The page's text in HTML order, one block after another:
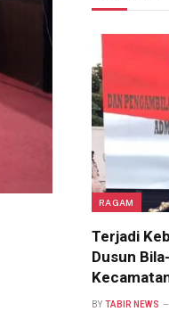
RAGAM
Terjadi
Dusun
BY TABIR NEWS